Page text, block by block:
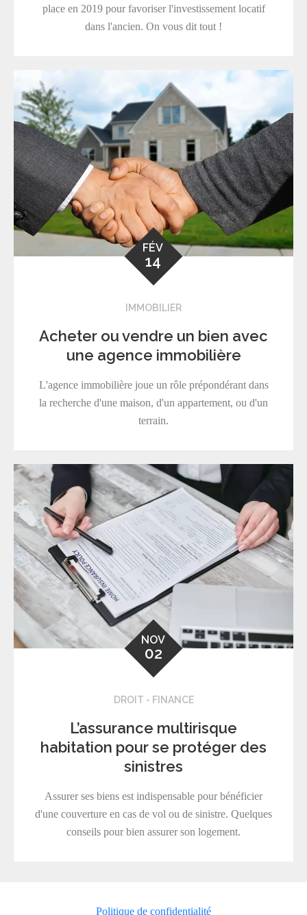
place en 2019 pour favoriser l'investissement locatif
dans l'ancien. On vous dit tout !
FÉV
14
IMMOBILIER
Acheter ou vendre un bien avec
une agence immobilière
L'agence immobilière joue un rôle prépondérant dans
la recherche d'une maison, d'un appartement, ou d'un
terrain.
NOV
02
DROIT - FINANCE
L’assurance multirisque
habitation pour se protéger des
sinistres
Assurer ses biens est indispensable pour bénéficier
d'une couverture en cas de vol ou de sinistre. Quelques
conseils pour bien assurer son logement.
Politique de confidentialité